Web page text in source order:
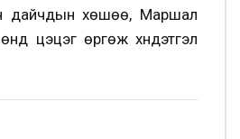
дайчдын хөшөө, Маршал
цэцэг өргөж хүндэтгэл